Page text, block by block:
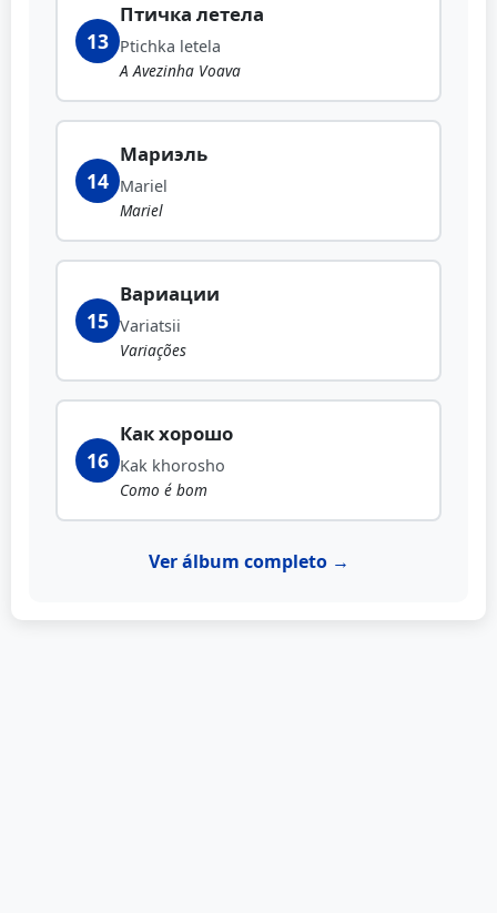
13
Птичка летела
Ptichka letela
A Avezinha Voava
14
Мариэль
Mariel
Mariel
15
Вариации
Variatsii
Variações
16
Как хорошо
Kak khorosho
Como é bom
Ver álbum completo →